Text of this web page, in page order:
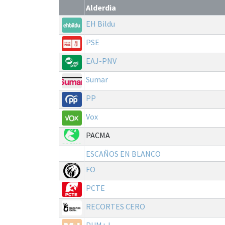
Alderdia
EH Bildu
PSE
EAJ-PNV
Sumar
PP
Vox
PACMA
ESCAÑOS EN BLANCO
FO
PCTE
RECORTES CERO